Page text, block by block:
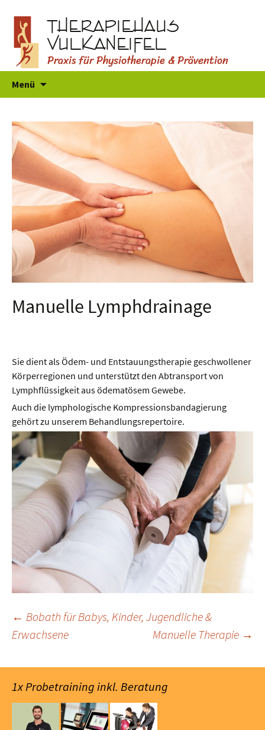
THERAPIEHAUS
VULKANEIFEL
Praxis für Physiotherapie & Prävention
Menü
Manuelle Lymphdrainage
Sie dient als Ödem- und Entstauungstherapie geschwollener
Körperregionen und unterstützt den Abtransport von
Lymphflüssigkeit aus ödematösem Gewebe.
Auch die lymphologische Kompressionsbandagierung
gehört zu unserem Behandlungsrepertoire.
Beitragsnavigation
← Bobath für Babys, Kinder, Jugendliche &
Erwachsene
Manuelle Therapie →
1x Probetraining inkl. Beratung